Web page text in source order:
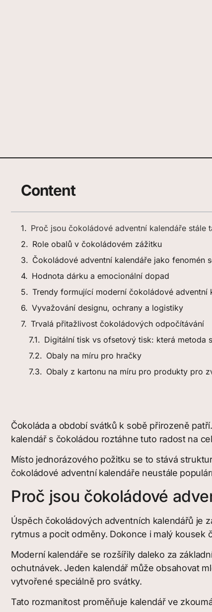
Content
Proč jsou čokoládové adventní kalendáře stále
Role obalů v čokoládovém zážitku
Čokoládové adventní kalendáře jako fenomén
Hodnota dárku a emocionální dopad
Trendy formující moderní čokoládové adventní
Vyvažování designu, ochrany a logistiky
Trvalá přitažlivost čokoládových odpočítávání
Digitální tisk vs ofsetový tisk: která metoda
Obaly na míru pro hračky
Obaly z kartonu na míru pro produkty pro
Čokoláda a období svátků k sobě přirozeně
kalendář s čokoládou roztáhne tuto radost na
Místo jednorázového požitku se to stává
čokoládové adventní kalendáře neustále
Proč jsou čokoládové
Úspěch čokoládových adventních kalendářů je
rytmus a pocit odměny. Dokonce i malý kousek
Moderní kalendáře se rozšířily daleko za
ochutnávek. Jeden kalendář může obsahovat
vytvořené speciálně pro svátky.
Tato rozmanitost proměňuje kalendář ve